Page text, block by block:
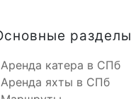
разделы
Аренда катера в СПб
Аренда яхты в СПб